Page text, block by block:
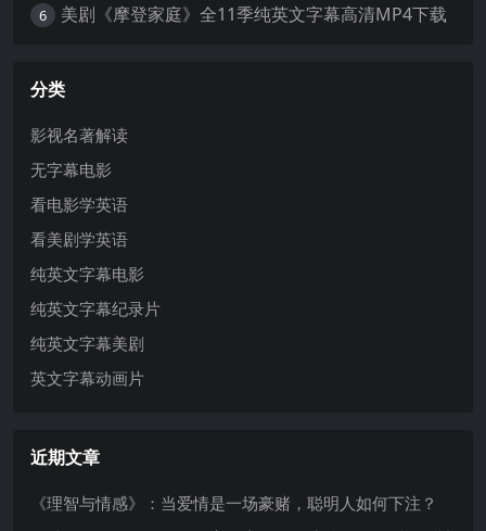
6 美剧《摩登家庭》全11季纯英文字幕高清MP4下载
分类
影视名著解读
无字幕电影
看电影学英语
看美剧学英语
纯英文字幕电影
纯英文字幕纪录片
纯英文字幕美剧
英文字幕动画片
近期文章
《理智与情感》：当爱情是一场豪赌，聪明人如何下注？